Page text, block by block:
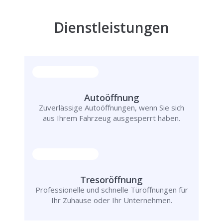
Dienstleistungen
Autoöffnung
Zuverlässige Autoöffnungen, wenn Sie sich
aus Ihrem Fahrzeug ausgesperrt haben.
Tresoröffnung
Professionelle und schnelle Türöffnungen für
Ihr Zuhause oder Ihr Unternehmen.